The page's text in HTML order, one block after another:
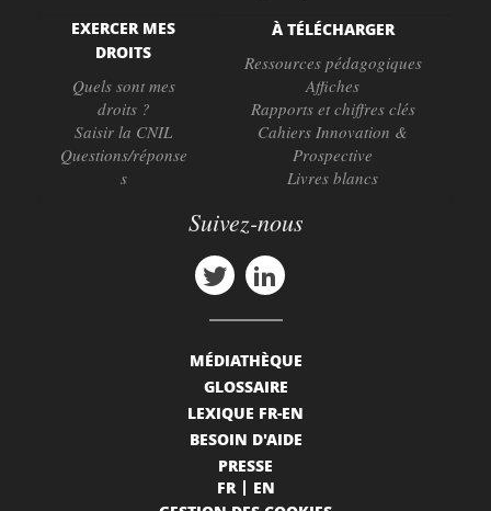
EXERCER MES
DROITS
Quels sont mes
droits ?
Saisir la CNIL
Questions/réponse
s
À TÉLÉCHARGER
Ressources pédagogiques
Affiches
Rapports et chiffres clés
Cahiers Innovation &
Prospective
Livres blancs
Suivez-nous
MÉDIATHÈQUE
GLOSSAIRE
LEXIQUE FR-EN
BESOIN D'AIDE
PRESSE
FR
EN